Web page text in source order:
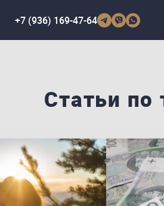
+7 (936) 169-47-64
Статьи по